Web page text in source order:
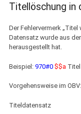
Titellöschung in
Der Fehlervermerk
Datensatz wurde aus
herausgestellt hat.
Beispiel: 970#0 $$a
Vorgehensweise im OBV:
Titeldatensatz